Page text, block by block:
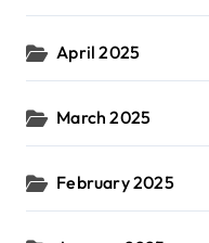
April 2025
March 2025
February 2025